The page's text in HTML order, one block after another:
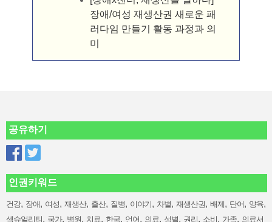
장애/여성 재생산권 새로운 패
러다임 만들기 활동 과정과 의
미
공유하기
인권키워드
건강, 장애, 여성, 재생산, 출산, 질병, 이야기, 차별, 재생산권, 배제, 단어, 양육,
섹슈얼리티, 국가, 병원, 치료, 한국, 언어, 의료, 성별, 권리, 소비, 가족, 의료서